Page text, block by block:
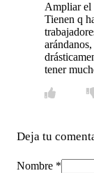
Ampliar el
Tienen q
tener
Deja tu
Nombre *